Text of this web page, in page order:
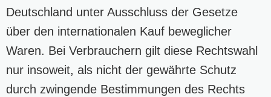
Deutschland unter Ausschluss der Gesetze
über den internationalen Kauf beweglicher
Waren. Bei Verbrauchern gilt diese Rechtswahl
nur insoweit, als nicht der gewährte Schutz
durch zwingende Bestimmungen des Rechts